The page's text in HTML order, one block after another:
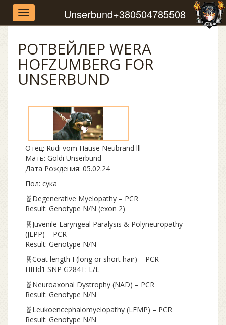
Toggle
navigation
Unserbund+380504785508
РОТВЕЙЛЕР WERA
HOFZUMBERG FOR
UNSERBUND
Отец: Rudi vom Hause Neubrand lll
Мать: Goldi Unserbund
Дата Рождения: 05.02.24
Пол: сука
🧬Degenerative Myelopathy – PCR
Result: Genotype N/N (exon 2)
🧬Juvenile Laryngeal Paralysis & Polyneuropathy
(JLPP) – PCR
Result: Genotype N/N
🧬Coat length I (long or short hair) – PCR
HIHd1 SNP G284T: L/L
🧬Neuroaxonal Dystrophy (NAD) – PCR
Result: Genotype N/N
🧬Leukoencephalomyelopathy (LEMP) – PCR
Result: Genotype N/N